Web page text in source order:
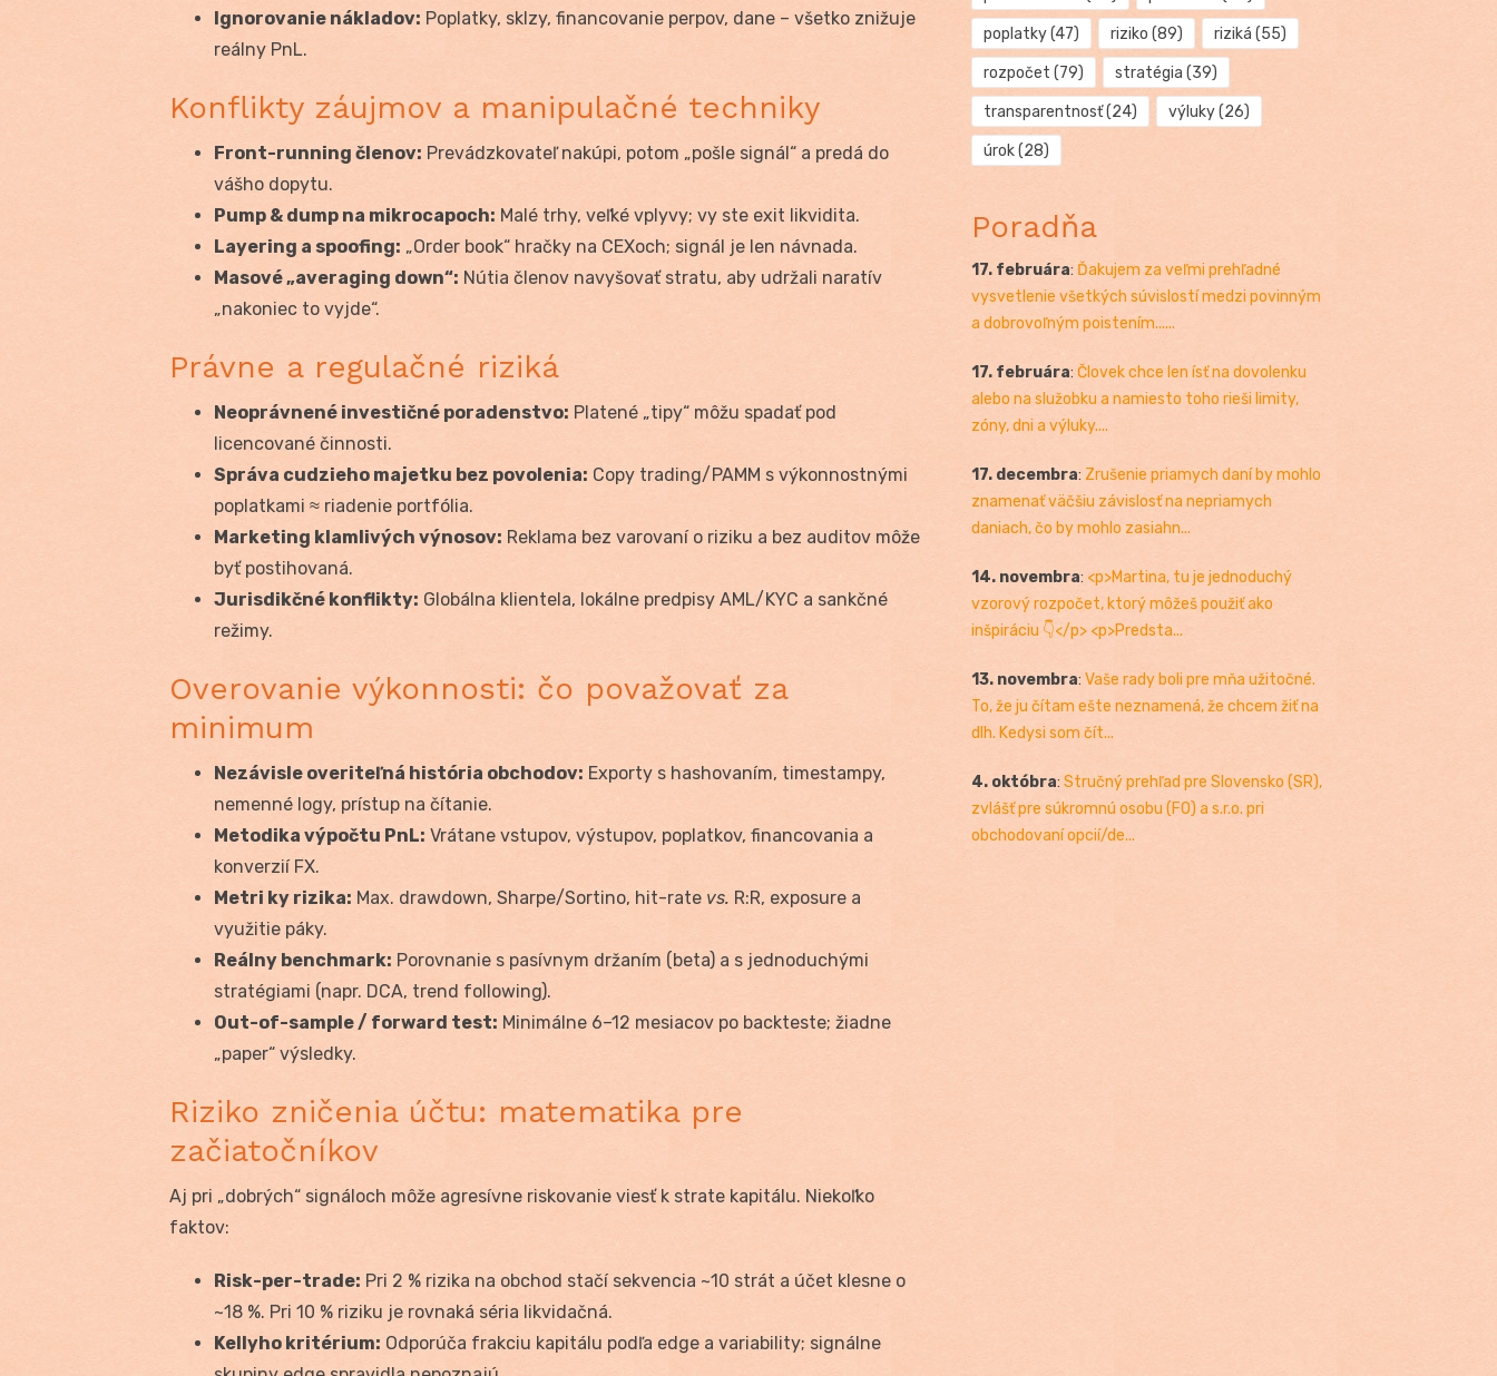
Ignorovanie nákladov: Poplatky, sklzy, financovanie perpov, dane – všetko znižuje
reálny PnL.
Konflikty záujmov a manipulačné techniky
Front-running členov: Prevádzkovateľ nakúpi, potom „pošle signál“ a predá do
vášho dopytu.
Pump & dump na mikrocapoch: Malé trhy, veľké vplyvy; vy ste exit likvidita.
Layering a spoofing: „Order book“ hračky na CEXoch; signál je len návnada.
Masové „averaging down“: Nútia členov navyšovať stratu, aby udržali naratív
„nakoniec to vyjde“.
Právne a regulačné riziká
Neoprávnené investičné poradenstvo: Platené „tipy“ môžu spadať pod
licencované činnosti.
Správa cudzieho majetku bez povolenia: Copy trading/PAMM s výkonnostnými
poplatkami ≈ riadenie portfólia.
Marketing klamlivých výnosov: Reklama bez varovaní o riziku a bez auditov môže
byť postihovaná.
Jurisdikčné konflikty: Globálna klientela, lokálne predpisy AML/KYC a sankčné
režimy.
Overovanie výkonnosti: čo považovať za
minimum
Nezávisle overiteľná história obchodov: Exporty s hashovaním, timestampy,
nemenné logy, prístup na čítanie.
Metodika výpočtu PnL: Vrátane vstupov, výstupov, poplatkov, financovania a
konverzií FX.
Metri ky rizika: Max. drawdown, Sharpe/Sortino, hit-rate vs. R:R, exposure a
využitie páky.
Reálny benchmark: Porovnanie s pasívnym držaním (beta) a s jednoduchými
stratégiami (napr. DCA, trend following).
Out-of-sample / forward test: Minimálne 6–12 mesiacov po backteste; žiadne
„paper“ výsledky.
Riziko zničenia účtu: matematika pre
začiatočníkov
Aj pri „dobrých“ signáloch môže agresívne riskovanie viesť k strate kapitálu. Niekoľko
faktov:
Risk-per-trade: Pri 2 % rizika na obchod stačí sekvencia ~10 strát a účet klesne o
~18 %. Pri 10 % riziku je rovnaká séria likvidačná.
Kellyho kritérium: Odporúča frakciu kapitálu podľa edge a variability; signálne
poplatky(47) riziko (89) riziká (55)
rozpočet (79) stratégia (39)
transparentnosť(24) výluky(26)
úrok(28)
Poradňa
17. februára: Ďakujem za veľmi prehľadné
vysvetlenie všetkých súvislostí medzi povinným
a dobrovoľným poistením......
17. februára: Človek chce len ísť na dovolenku
alebo na služobku a namiesto toho rieši limity,
zóny, dni a výluky....
17. decembra: Zrušenie priamych daní by mohlo
znamenať väčšiu závislosť na nepriamych
daniach, čo by mohlo zasiahn...
14. novembra: <p>Martina, tu je jednoduchý
vzorový rozpočet, ktorý môžeš použiť ako
inšpiráciu 👇</p> <p>Predsta...
13. novembra: Vaše rady boli pre mňa užitočné.
To, že ju čítam ešte neznamená, že chcem žiť na
dlh. Kedysi som čít...
4. októbra: Stručný prehľad pre Slovensko (SR),
zvlášť pre súkromnú osobu (FO) a s.r.o. pri
obchodovaní opcií/de...